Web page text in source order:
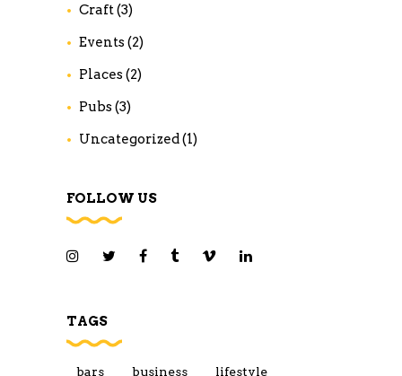
Craft(3)
Events(2)
Places(2)
Pubs(3)
Uncategorized(1)
FOLLOW US
TAGS
bars business lifestyle